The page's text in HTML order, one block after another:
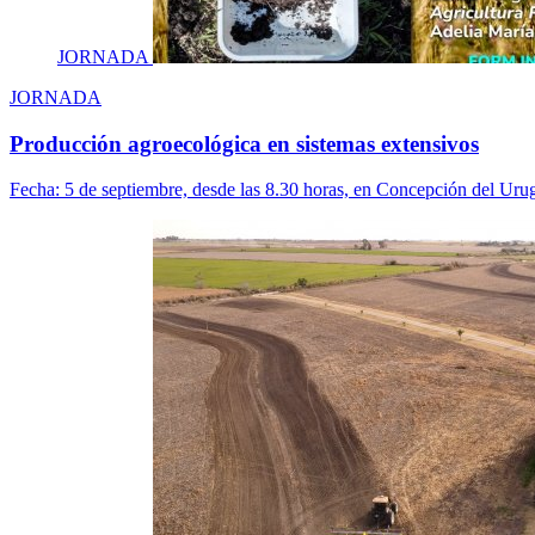
JORNADA
JORNADA
Producción agroecológica en sistemas extensivos
Fecha: 5 de septiembre, desde las 8.30 horas, en Concepción del